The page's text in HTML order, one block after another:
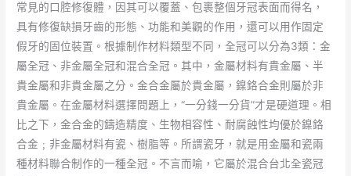
常見的口腔修復體，因其可以覆蓋、包裹整個牙冠表面而得名，
具有修復缺損牙齒的形態、功能和美觀的作用，還可以用作固定
假牙的固位裝置。根據制作材料類型不同，全冠可以分為3類：金
屬全冠、非金屬全冠和混合全冠。其中，金屬材料有貴金屬、半
貴金屬和非貴金屬之分。金合金屬於貴金屬，鎳鉻合金則屬於非
貴金屬。在金屬材料選擇問題上，“一分錢一分貨”才是硬道理。相
比之下，金合金的鑄造精度、生物相容性、耐腐蝕性均優於鎳鉻
合金﹔非金屬材料有瓷、樹脂等。所謂瓷牙，就是用金屬和瓷兩
種材料聯合制作的一種全冠。不言而喻，它屬於混合台北全瓷冠